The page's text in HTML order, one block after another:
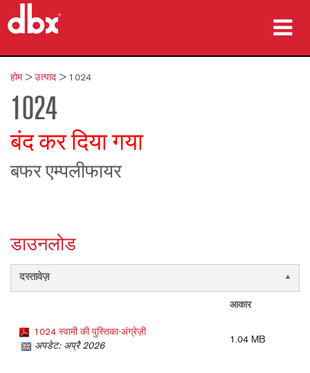
उत्पाद
केस स्टडीज़
कहां खरीदें
प्रशिक्षण
भाषा/क्षेत्र
होम>उत्पाद > 1024
1024
बंद कर दिया गया
बफर एम्पलीफायर
डाउनलोड
दस्तावेज़
आकार
1024 स्वामी की पुस्तिका-अंग्रेज़ी
अपडेट: अप्रै 2026
1.04 MB